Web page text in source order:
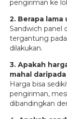
pengiriman ke
2. Berapa
Sandwich panel
tergantung
dilakukan.
3. Apakah
mahal
Harga bisa
pengiriman,
dibandingkan